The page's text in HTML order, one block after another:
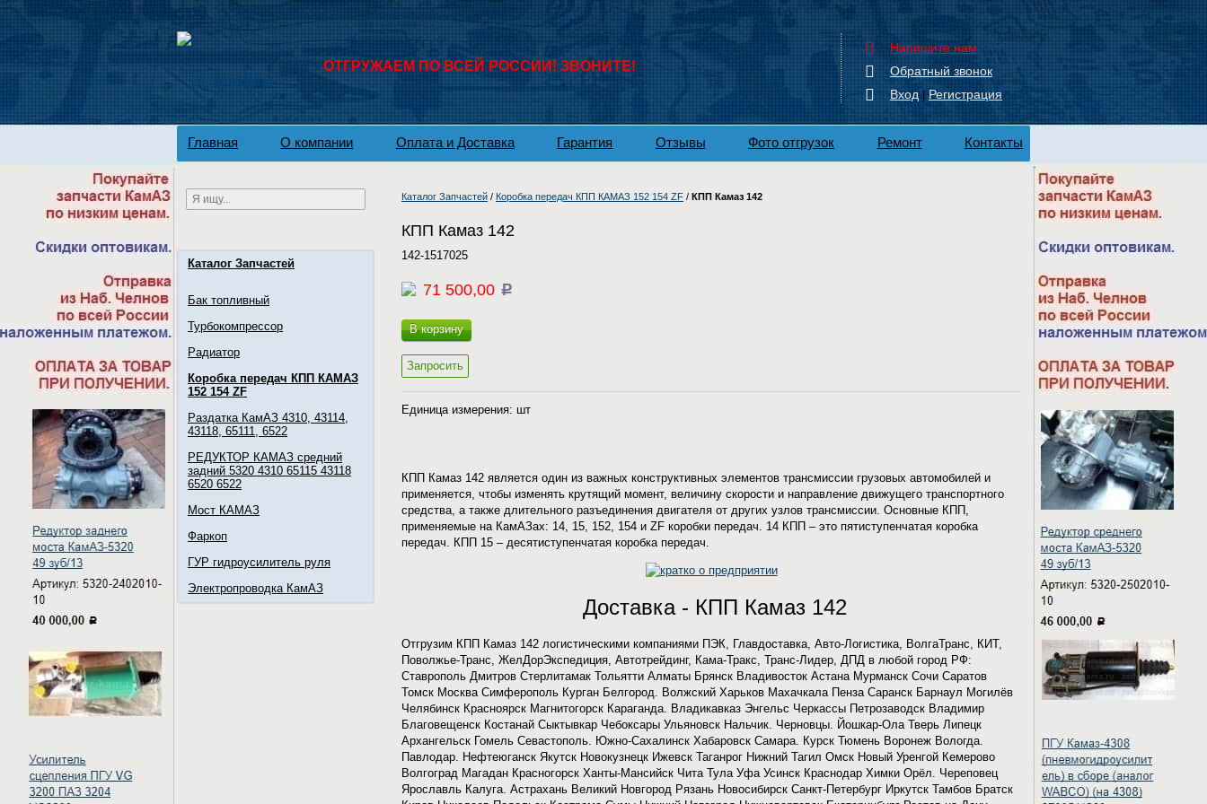
ОТГРУЖАЕМ ПО ВСЕЙ РОССИИ! ЗВОНИТЕ!
Напишите нам
Обратный звонок
Вход | Регистрация
Главная О компании Оплата и Доставка Гарантия Отзывы Фото отгрузок Ремонт Контакты
Каталог Запчастей
Бак топливный
Турбокомпрессор
Радиатор
Коробка передач КПП КАМАЗ
152 154 ZF
Раздатка КамАЗ 4310, 43114,
43118, 65111, 6522
РЕДУКТОР КАМАЗ средний
задний 5320 4310 65115 43118
6520 6522
Мост КАМАЗ
Фаркоп
ГУР гидроусилитель руля
Электропроводка КамАЗ
Каталог Запчастей / Коробка передач КПП КАМАЗ 152 154 ZF / КПП Камаз 142
КПП Камаз 142
142-1517025
71 500,00 c
В корзину
Запросить
Единица измерения: шт
КПП Камаз 142 является один из важных конструктивных элементов трансмиссии грузовых автомобилей и
применяется, чтобы изменять крутящий момент, величину скорости и направление движущего транспортного
средства, а также длительного разъединения двигателя от других узлов трансмиссии. Основные КПП,
применяемые на КамАЗах: 14, 15, 152, 154 и ZF коробки передач. 14 КПП – это пятиступенчатая коробка
передач. КПП 15 – десятиступенчатая коробка передач.
Доставка - КПП Камаз 142
Отгрузим КПП Камаз 142 логистическими компаниями ПЭК, Главдоставка, Авто-Логистика, ВолгаТранс, КИТ,
Поволжье-Транс, ЖелДорЭкспедиция, Автотрейдинг, Кама-Тракс, Транс-Лидер, ДПД в любой город РФ:
Ставрополь Дмитров Стерлитамак Тольятти Алматы Брянск Владивосток Астана Мурманск Сочи Саратов
Томск Москва Симферополь Курган Белгород. Волжский Харьков Махачкала Пенза Саранск Барнаул Могилёв
Челябинск Красноярск Магнитогорск Караганда. Владикавказ Энгельс Черкассы Петрозаводск Владимир
Благовещенск Костанай Сыктывкар Чебоксары Ульяновск Нальчик. Черновцы. Йошкар-Ола Тверь Липецк
Архангельск Гомель Севастополь. Южно-Сахалинск Хабаровск Самара. Курск Тюмень Воронеж Вологда.
Павлодар. Нефтеюганск Якутск Новокузнецк Ижевск Таганрог Нижний Тагил Омск Новый Уренгой Кемерово
Волгоград Магадан Красногорск Ханты-Мансийск Чита Тула Уфа Усинск Краснодар Химки Орёл. Череповец
Ярославль Калуга. Астрахань Великий Новгород Рязань Новосибирск Санкт-Петербург Иркутск Тамбов Братск